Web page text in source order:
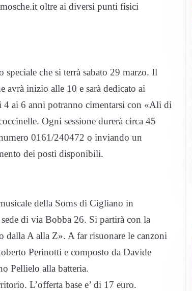
oltre ai diversi punti fisici
che si terrà sabato 29 marzo. Il
inizio alle 10 e sarà dedicato ai
4 ai 6 anni potranno cimentarsi con «Ali di
Ogni sessione durerà circa 45
0161/240472 o inviando un
dei posti disponibili.
della Soms di Cigliano in
di via Bobba 26. Si partirà con la
A alla Z». A far risuonare le canzoni
Perinotti e composto da Davide
Pellielo alla batteria.
L’offerta base e’ di 17 euro.